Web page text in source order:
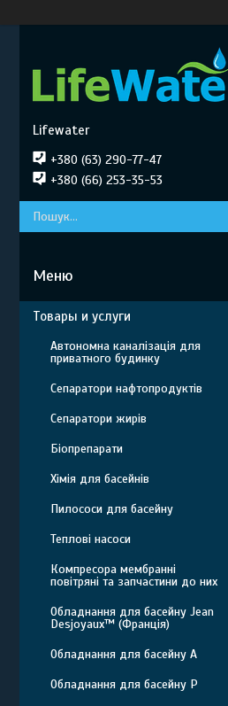
Lifewater
+380 (63) 290-77-47
+380 (66) 253-35-53
Товары и услуги
Автономна каналізація для
приватного будинку
Сепаратори нафтопродуктів
Сепаратори жирів
Біопрепарати
Хімія для басейнів
Пилососи для басейну
Теплові насоси
Компресора мембранні
повітряні та запчастини до них
Обладнання для басейну Jean
Desjoyaux™ (Франція)
Обладнання для басейну A
Обладнання для басейну P